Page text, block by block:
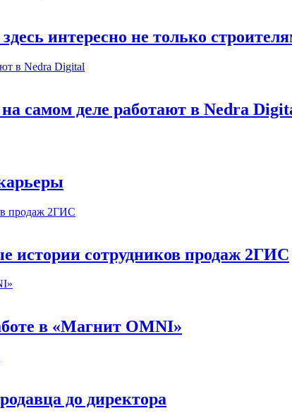
интересно не только
самом деле работают в Nedra
истории сотрудников продаж 2ГИС
в «Магнит OMNI»
до директора